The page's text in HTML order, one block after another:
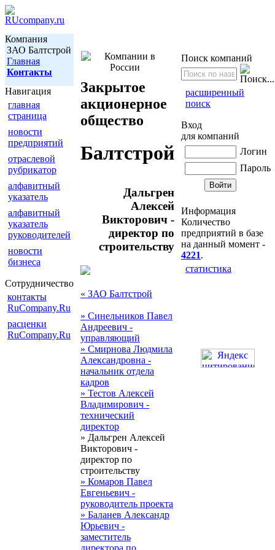
Компания
ЗАО Балтстрой
Главная
Контакты
Навигация
главная
страница
новости
предприятий
отраслевой
рубрикатор
алфавитный
указатель
алфавитный
указатель
руководителей
новости
бизнеса
Сотрудничество
контакты
RuCompany.Ru
расценки
RuCompany.Ru
Закрытое
акционерное
общество
Балтстрой
Дальгрен
Алексей
Викторович -
директор по
строительству
« ЗАО Балтстрой
» Синельников Павел
Андреевич -
управляющий
» Смирнова Людмила
Александровна -
начальник отдела
кадров
» Тестов Алексей
Владимирович -
технический
директор
» Дальгрен Алексей
Викторович -
директор по
строительству
» Комаров Павел
Евгеньевич -
руководитель проекта
» Баланев Александр
Юрьевич -
заместитель
директора по
Поиск компаний
расширенный
поиск
Вход
для компаний
Логин
Пароль
Информация
Количество
предприятий в базе
на данный момент -
4221.
статистика